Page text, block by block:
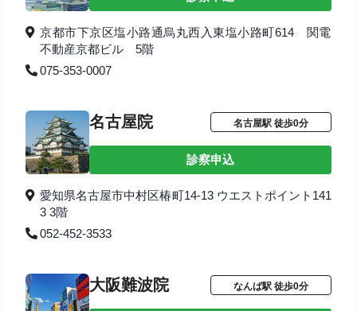
京都市下京区塩小路通烏丸西入東塩小路町614 関電
不動産京都ビル 5階
075-353-0007
名古屋院 名古屋駅 徒歩0分
診察申込
愛知県名古屋市中村区椿町14-13 ウエストポイント141
3 3階
052-452-3533
大阪難波院 なんば駅 徒歩0分